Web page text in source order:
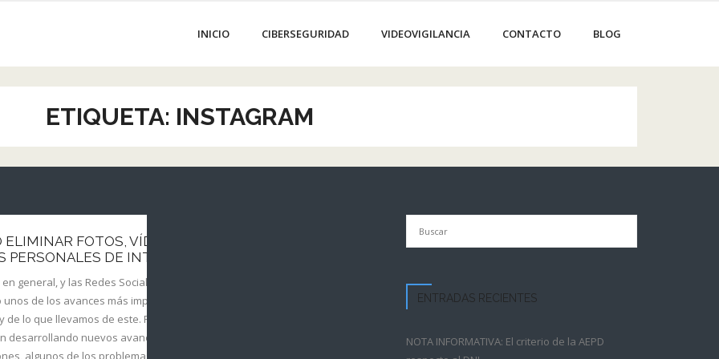
INICIO CIBERSEGURIDAD VIDEOVIGILANCIA CONTACTO BLOG
ETIQUETA: INSTAGRAM
La
a
ELIMINAR FOTOS, VÍDEOS Y
PERSONALES DE INTERNET.
general, y las Redes Sociales, en particular,
unos de los avances más importantes de siglo
de lo que llevamos de este. Pero a la vez que
desarrollando nuevos avances y
algunos de los problemas que teníamos
ENTRADAS RECIENTES
NOTA INFORMATIVA: El criterio de la AEPD